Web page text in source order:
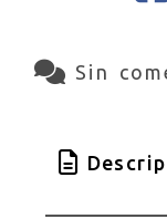
Sin